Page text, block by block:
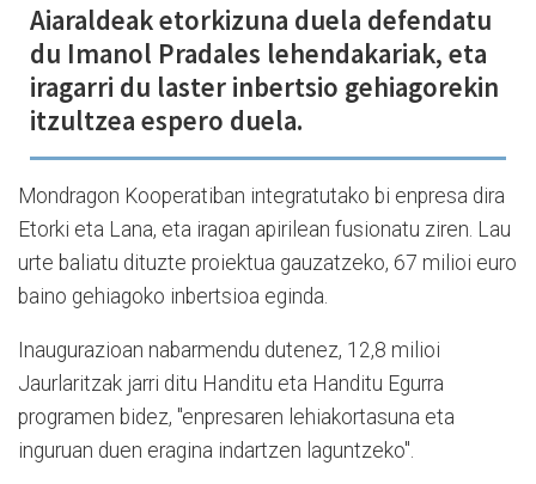
Aiaraldeak etorkizuna duela defendatu
du Imanol Pradales lehendakariak, eta
iragarri du laster inbertsio gehiagorekin
itzultzea espero duela.
Mondragon Kooperatiban integratutako bi enpresa dira
Etorki eta Lana, eta iragan apirilean fusionatu ziren. Lau
urte baliatu dituzte proiektua gauzatzeko, 67 milioi euro
baino gehiagoko inbertsioa eginda.
Inaugurazioan nabarmendu dutenez, 12,8 milioi
Jaurlaritzak jarri ditu Handitu eta Handitu Egurra
programen bidez, "enpresaren lehiakortasuna eta
inguruan duen eragina indartzen laguntzeko".